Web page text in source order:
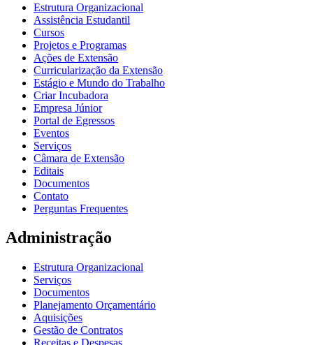
Estrutura Organizacional
Assistência Estudantil
Cursos
Projetos e Programas
Ações de Extensão
Curricularização da Extensão
Estágio e Mundo do Trabalho
Criar Incubadora
Empresa Júnior
Portal de Egressos
Eventos
Serviços
Câmara de Extensão
Editais
Documentos
Contato
Perguntas Frequentes
Administração
Estrutura Organizacional
Serviços
Documentos
Planejamento Orçamentário
Aquisições
Gestão de Contratos